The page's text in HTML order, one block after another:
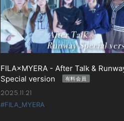
FILA×MYERA - After Talk &
Special version
有料会員
2025.11.21
#FILA_MYERA